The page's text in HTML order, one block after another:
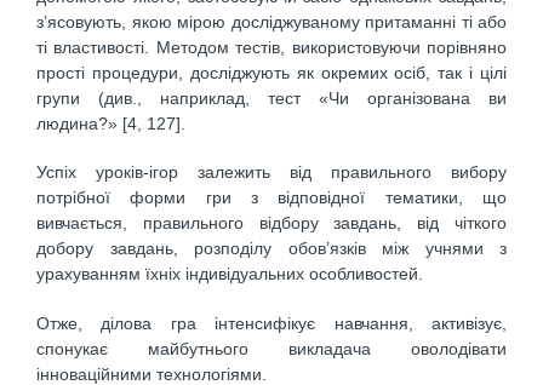
з’ясовують, якою мірою досліджуваному притаманні ті або
ті властивості. Методом тестів, використовуючи порівняно
прості процедури, досліджують як окремих осіб, так і цілі
групи (див., наприклад, тест «Чи організована ви
людина?» [4, 127].
Успіх уроків-ігор залежить від правильного вибору
потрібної форми гри з відповідної тематики, що
вивчається, правильного відбору завдань, від чіткого
добору завдань, розподілу обов’язків між учнями з
урахуванням їхніх індивідуальних особливостей.
Отже, ділова гра інтенсифікує навчання, активізує,
спонукає майбутнього викладача оволодівати
інноваційними технологіями.